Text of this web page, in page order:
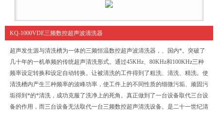
KQ-1000VDE三频数控超声波清洗器
超声发生源与清洗槽为一体的三频恒温数控超声波清洗器，、国内*。突破了
几十年的一机单频的传统超声清洗形式。通过45KHz、80KHz和100KHz三种
频率设定转换和设定自动转换。让被清洗的工件得到了粗洗、清洗、精洗。使
清洗槽内产生三种频率的波峰功率，使工件上的不同性质的细微污垢、顽固污
垢得到*的*清洗，成功克服了洗净上的死角。真正做到了一台设备取代三台设
备的作用，而三台设备无法取代一台三频数控超声清洗设备。是二十一世纪清